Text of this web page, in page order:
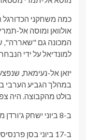
כמה משחקני הכדורגל
אולוואן ומוסה אל-
המכונה גם "שאררה",
למונדיאל על ידי
במהלך הגביע הערבי
בולט מהקבוצה. היה
ב-8 ביוני ישחק ג'ורדן משחק ידידות מול קולומביה.
ב-17 ביוני בסן